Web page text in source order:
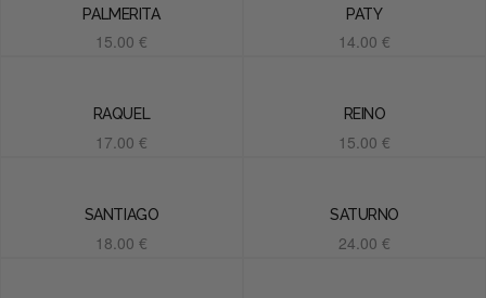
PALMERITA
15.00 €
PATY
14.00 €
RAQUEL
17.00 €
REINO
15.00 €
SANTIAGO
18.00 €
SATURNO
24.00 €